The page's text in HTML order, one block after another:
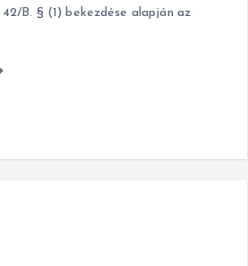
B. § (1) bekezdése alapján az